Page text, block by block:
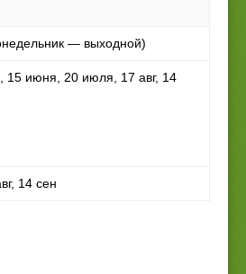
— выходной)
июня, 20 июля, 17 авг, 14
14 сен